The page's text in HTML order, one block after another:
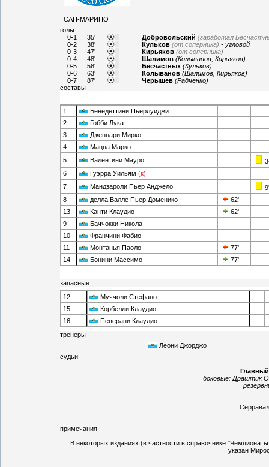
САН-МАРИНО
голы
0-1
35' Добровольский (заработал
0-2
38' Кульков (от соперника) - угловой
0-3
47' Кирьяков (от соперника)
0-4
48' Шалимов (Колыванов, Кирьяков)
0-5
58' Бесчастных (Кульков)
0-6
63' Колыванов (Шалимов, Кирьяков)
0-7
87' Черышев (Радченко)
составы
1
Бенедеттини Пьерлуиджи
2
Гобби Лука
3
Дженнари Мирко
4
Мацца Марко
5
Валентини Мауро
6
Гуэрра Уильям (к)
7
Мандзароли Пьер Анджело
9'
8
делла Валле Пьер Доменико
62'
13
Канти Клаудио
62'
9
Баччокки Никола
10
Франчини Фабио
11
Монтанья Паоло
77'
14
Бонини Массимо 77'
запасные
12
Муччоли Стефано
15
Корбелли Клаудио
16
Певерани Клаудио
тренеры
Леони Джорджо
судьи
боковые: Драштик
примечания
В некоторых изданиях (в частности в справочнике
указан